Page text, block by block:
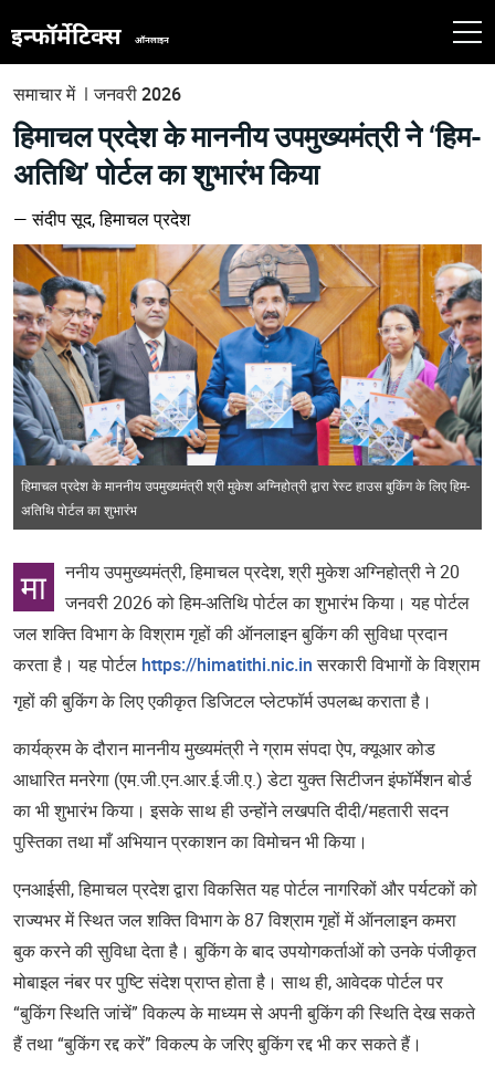
समाचार में जनवरी 2026
हिमाचल प्रदेश के माननीय उपमुख्यमंत्री ने ‘हिम-
अतिथि’ पोर्टल का शुभारंभ किया
— संदीप सूद, हिमाचल प्रदेश
हिमाचल प्रदेश के माननीय उपमुख्यमंत्री श्री मुकेश अग्निहोत्री द्वारा रेस्ट हाउस बुकिंग के लिए हिम-
अतिथि पोर्टल का शुभारंभ
मा
ननीय उपमुख्यमंत्री, हिमाचल प्रदेश, श्री मुकेश अग्निहोत्री ने 20
जनवरी 2026 को हिम-अतिथि पोर्टल का शुभारंभ किया। यह पोर्टल
जल शक्ति विभाग के विश्राम गृहों की ऑनलाइन बुकिंग की सुविधा प्रदान
करता है। यह पोर्टल https://himatithi.nic.inसरकारी विभागों के विश्राम
गृहों की बुकिंग के लिए एकीकृत डिजिटल प्लेटफॉर्म उपलब्ध कराता है।
कार्यक्रम के दौरान माननीय मुख्यमंत्री ने ग्राम संपदा ऐप, क्यूआर कोड
आधारित मनरेगा (एम.जी.एन.आर.ई.जी.ए.) डेटा युक्त सिटीजन इंफॉर्मेशन बोर्ड
का भी शुभारंभ किया। इसके साथ ही उन्होंने लखपति दीदी/महतारी सदन
पुस्तिका तथा माँ अभियान प्रकाशन का विमोचन भी किया।
एनआईसी, हिमाचल प्रदेश द्वारा विकसित यह पोर्टल नागरिकों और पर्यटकों को
राज्यभर में स्थित जल शक्ति विभाग के 87 विश्राम गृहों में ऑनलाइन कमरा
बुक करने की सुविधा देता है। बुकिंग के बाद उपयोगकर्ताओं को उनके पंजीकृत
मोबाइल नंबर पर पुष्टि संदेश प्राप्त होता है। साथ ही, आवेदक पोर्टल पर
“बुकिंग स्थिति जांचें” विकल्प के माध्यम से अपनी बुकिंग की स्थिति देख सकते
हैं तथा “बुकिंग रद्द करें” विकल्प के जरिए बुकिंग रद्द भी कर सकते हैं।